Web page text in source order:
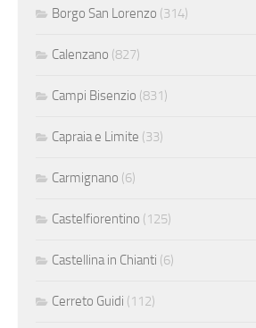
Borgo San Lorenzo (314)
Calenzano (827)
Campi Bisenzio (831)
Capraia e Limite (33)
Carmignano (6)
Castelfiorentino (125)
Castellina in Chianti (6)
Cerreto Guidi (112)